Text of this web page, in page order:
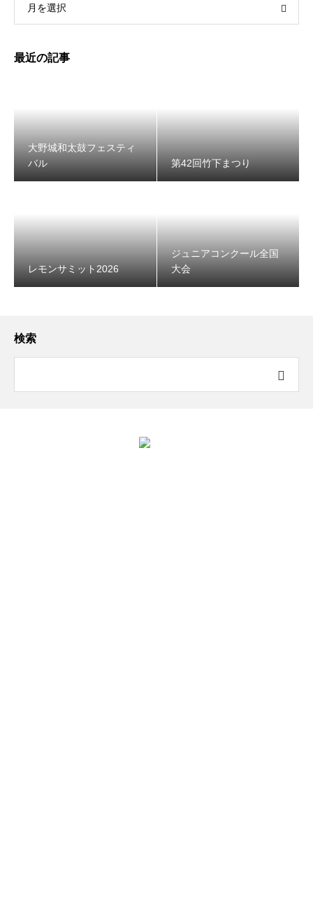
月を選択
最近の記事
大野城和太鼓フェスティ
バル
第42回竹下まつり
レモンサミット2026
ジュニアコンクール全国
大会
検索